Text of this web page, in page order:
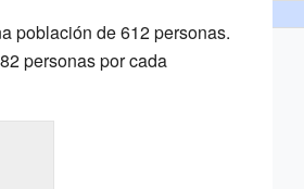
población de 612 personas.
personas por cada